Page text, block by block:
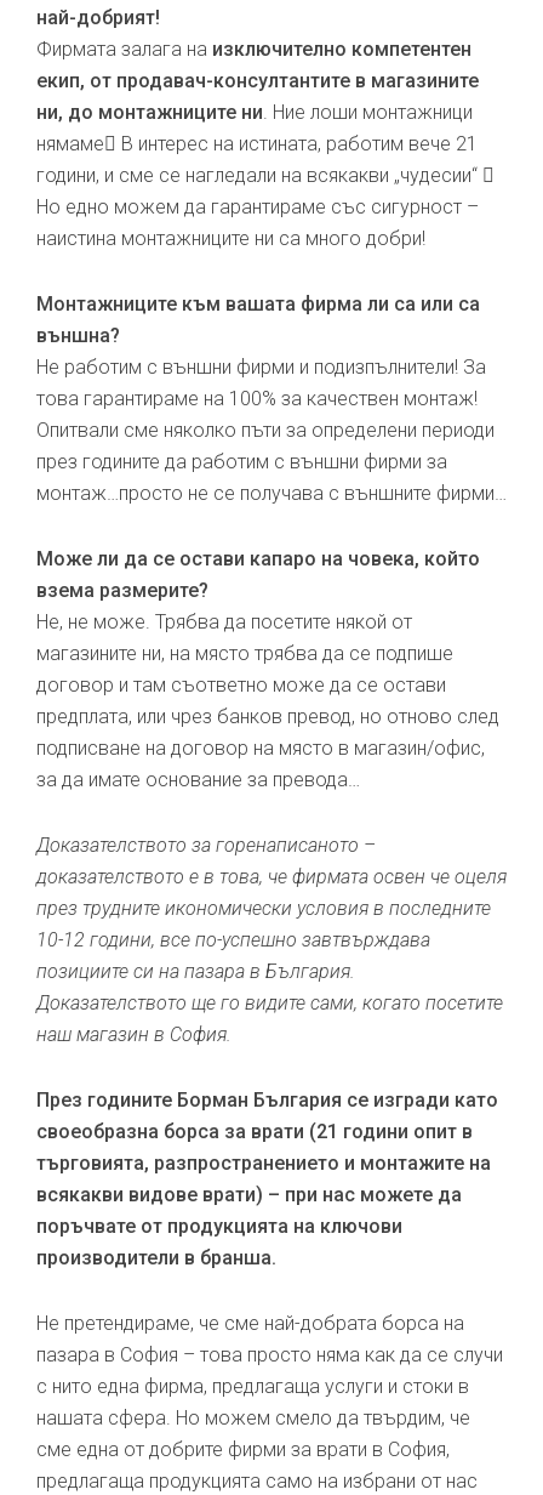
най-добрият!
Фирмата залага на изключително компетентен
екип, от продавач-консултантите в магазините
ни, до монтажниците ни. Ние лоши монтажници
нямаме В интерес на истината, работим вече 21
години, и сме се нагледали на всякакви „чудесии“ 
Но едно можем да гарантираме със сигурност –
наистина монтажниците ни са много добри!
Монтажниците към вашата фирма ли са или са
външна?
Не работим с външни фирми и подизпълнители! За
това гарантираме на 100% за качествен монтаж!
Опитвали сме няколко пъти за определени периоди
през годините да работим с външни фирми за
монтаж…просто не се получава с външните фирми…
Може ли да се остави капаро на човека, който
взема размерите?
Не, не може. Трябва да посетите някой от
магазините ни, на място трябва да се подпише
договор и там съответно може да се остави
предплата, или чрез банков превод, но отново след
подписване на договор на място в магазин/офис,
за да имате основание за превода…
Доказателството за горенаписаното –
доказателството е в това, че фирмата освен че оцеля
през трудните икономически условия в последните
10-12 години, все по-успешно завтвърждава
позициите си на пазара в България.
Доказателството ще го видите сами, когато посетите
наш магазин в София.
През годините Борман България се изгради като
своеобразна борса за врати (21 години опит в
търговията, разпространението и монтажите на
всякакви видове врати) – при нас можете да
поръчвате от продукцията на ключови
производители в бранша.
Не претендираме, че сме най-добрата борса на
пазара в София – това просто няма как да се случи
с нито една фирма, предлагаща услуги и стоки в
нашата сфера. Но можем смело да твърдим, че
сме една от добрите фирми за врати в София,
предлагаща продукцията само на избрани от нас